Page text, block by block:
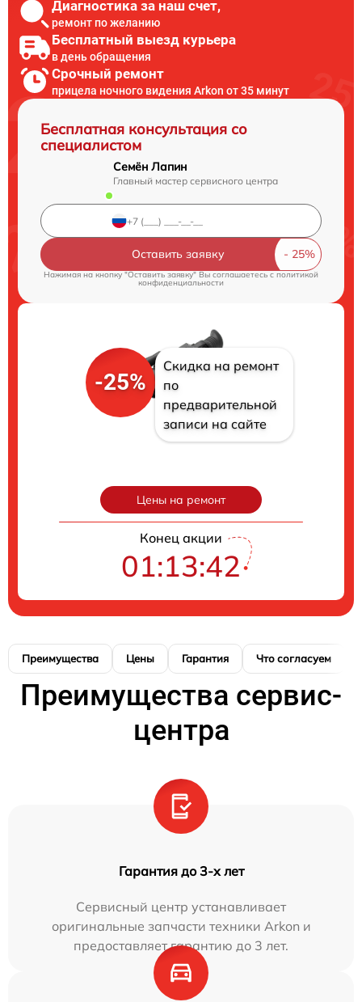
Диагностика за наш счет,
ремонт по желанию
Бесплатный выезд курьера
в день обращения
Срочный ремонт
прицела ночного видения Arkon от 35 минут
Бесплатная консультация со
специалистом
Семён Лапин
Главный мастер сервисного центра
Оставить заявку
Нажимая на кнопку "Оставить заявку" Вы соглашаетесь c политикой
конфиденциальности
-25%
Скидка на ремонт
по
предварительной
записи на сайте
Цены на ремонт
Конец акции
01:13:41
Преимущества Цены Гарантия Что согласуем
Преимущества сервис-
центра
Гарантия до 3-х лет
Сервисный центр устанавливает
оригинальные запчасти техники Arkon и
предоставляет гарантию до 3 лет.